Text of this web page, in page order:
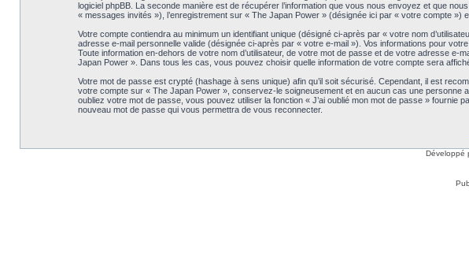
logiciel phpBB. La seconde manière est de récupérer l’information que vous nous envoyez et que
« messages invités »), l’enregistrement sur « The Japan Power » (désignée ici par « votre compte
Votre compte contiendra au minimum un identifiant unique (désigné ci-après par « votre nom
adresse e-mail personnelle valide (désignée ci-après par « votre e-mail »). Vos informations pour
Toute information en-dehors de votre nom d’utilisateur, de votre mot de passe et de votre adresse e-
Japan Power ». Dans tous les cas, vous pouvez choisir quelle information de votre compte sera
Votre mot de passe est crypté (hashage à sens unique) afin qu’il soit sécurisé. Cependant, il est
votre compte sur « The Japan Power », conservez-le soigneusement et en aucun cas une personne
oubliez votre mot de passe, vous pouvez utiliser la fonction « J’ai oublié mon mot de passe » fournie
nouveau mot de passe qui vous permettra de vous reconnecter.
Développé